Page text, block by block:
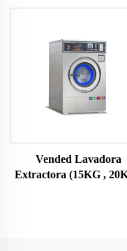
Vended Lavadora
Extractora (15KG ,